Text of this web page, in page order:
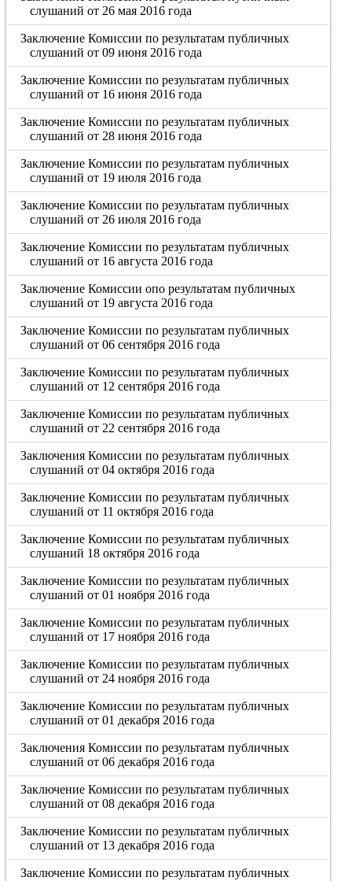
слушаний от 26 мая 2016 года
Заключение Комиссии по результатам публичных
слушаний от 09 июня 2016 года
Заключение Комиссии по результатам публичных
слушаний от 16 июня 2016 года
Заключение Комиссии по результатам публичных
слушаний от 28 июня 2016 года
Заключение Комиссии по результатам публичных
слушаний от 19 июля 2016 года
Заключение Комиссии по результатам публичных
слушаний от 26 июля 2016 года
Заключение Комиссии по результатам публичных
слушаний от 16 августа 2016 года
Заключение Комиссии опо результатам публичных
слушаний от 19 августа 2016 года
Заключение Комиссии по результатам публичных
слушаний от 06 сентября 2016 года
Заключение Комиссии по результатам публичных
слушаний от 12 сентября 2016 года
Заключение Комиссии по результатам публичных
слушаний от 22 сентября 2016 года
Заключения Комиссии по результатам публичных
слушаний от 04 октября 2016 года
Заключение Комиссии по результатам публичных
слушаний от 11 октября 2016 года
Заключение Комиссии по результатам публичных
слушаний 18 октября 2016 года
Заключение Комиссии по результатам публичных
слушаний от 01 ноября 2016 года
Заключение Комиссии по результатам публичных
слушаний от 17 ноября 2016 года
Заключение Комиссии по результатам публичных
слушаний от 24 ноября 2016 года
Заключение Комиссии по результатам публичных
слушаний от 01 декабря 2016 года
Заключения Комиссии по результатам публичных
слушаний от 06 декабря 2016 года
Заключение Комиссии по результатам публичных
слушаний от 08 декабря 2016 года
Заключение Комиссии по результатам публичных
слушаний от 13 декабря 2016 года
Заключение Комиссии по результатам публичных